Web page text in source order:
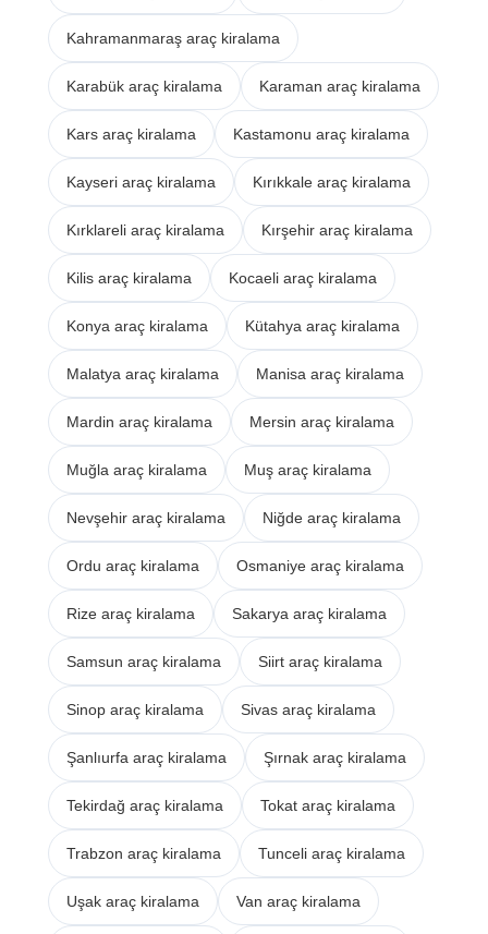
Kahramanmaraş araç kiralama
Karabük araç kiralama Karaman araç kiralama
Kars araç kiralama Kastamonu araç kiralama
Kayseri araç kiralama Kırıkkale araç kiralama
Kırklareli araç kiralama Kırşehir araç kiralama
Kilis araç kiralama Kocaeli araç kiralama
Konya araç kiralama Kütahya araç kiralama
Malatya araç kiralama Manisa araç kiralama
Mardin araç kiralama Mersin araç kiralama
Muğla araç kiralama Muş araç kiralama
Nevşehir araç kiralama Niğde araç kiralama
Ordu araç kiralama Osmaniye araç kiralama
Rize araç kiralama Sakarya araç kiralama
Samsun araç kiralama Siirt araç kiralama
Sinop araç kiralama Sivas araç kiralama
Şanlıurfa araç kiralama Şırnak araç kiralama
Tekirdağ araç kiralama Tokat araç kiralama
Trabzon araç kiralama Tunceli araç kiralama
Uşak araç kiralama Van araç kiralama